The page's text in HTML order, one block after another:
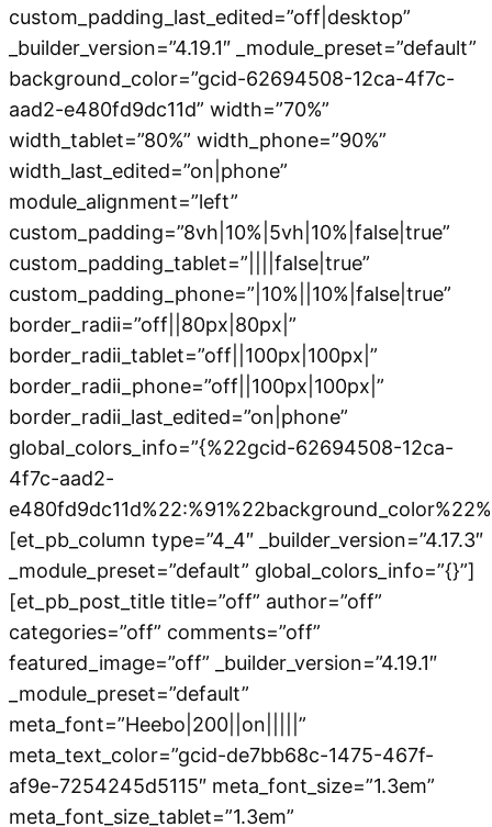
custom_padding_last_edited=”off|desktop”
_builder_version=”4.19.1″ _module_preset=”default”
background_color=”gcid-62694508-12ca-4f7c-
aad2-e480fd9dc11d” width=”70%”
width_tablet=”80%” width_phone=”90%”
width_last_edited=”on|phone”
module_alignment=”left”
custom_padding=”8vh|10%|5vh|10%|false|true”
custom_padding_tablet=”||||false|true”
custom_padding_phone=”|10%||10%|false|true”
border_radii=”off||80px|80px|”
border_radii_tablet=”off||100px|100px|”
border_radii_phone=”off||100px|100px|”
border_radii_last_edited=”on|phone”
global_colors_info=”{%22gcid-62694508-12ca-
4f7c-aad2-
[et_pb_column type=”4_4″ _builder_version=”4.17.3″
_module_preset=”default” global_colors_info=”{}”]
[et_pb_post_title title=”off” author=”off”
categories=”off” comments=”off”
featured_image=”off” _builder_version=”4.19.1″
_module_preset=”default”
meta_font=”Heebo|200||on|||||”
meta_text_color=”gcid-de7bb68c-1475-467f-
af9e-7254245d5115″ meta_font_size=”1.3em”
meta_font_size_tablet=”1.3em”